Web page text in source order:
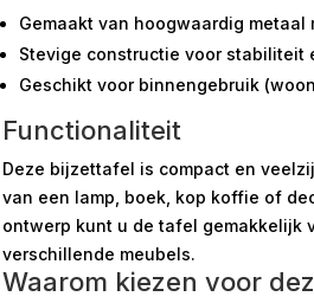
Gemaakt van hoogwaardig
Stevige constructie voor stabiliteit
Geschikt voor binnengebruik
Functionaliteit
Deze bijzettafel is compact en
van een lamp, boek, kop koffie of
ontwerp kunt u de tafel gemakkelijk
verschillende meubels.
Waarom kiezen voor